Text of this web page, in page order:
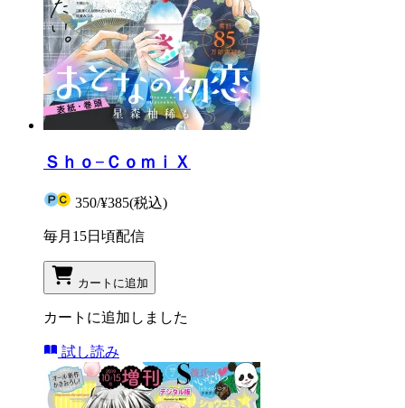
Ｓｈｏ−ＣｏｍｉＸ
350/¥385(税込)
毎月15日頃配信
カートに追加
カートに追加しました
試し読み